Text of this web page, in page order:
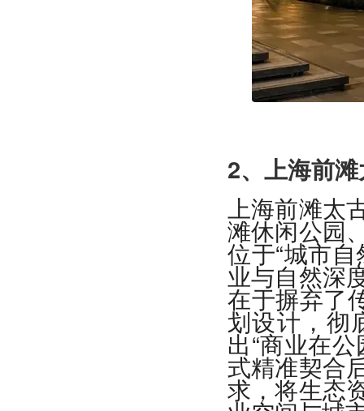
2、上海前
上海前滩太
滩休闲公园
位于“城市
业与自然深
在于摒弃了
划设计，彻
出“商业在
式精准契合
求，将生态